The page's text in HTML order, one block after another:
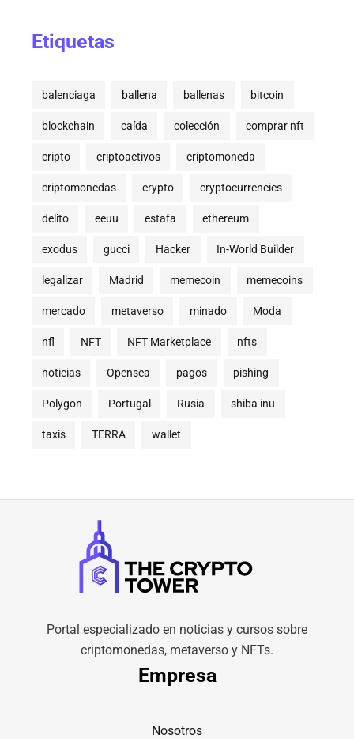
Etiquetas
balenciaga ballena ballenas bitcoin
blockchain caída colección comprar nft
cripto criptoactivos criptomoneda
criptomonedas crypto cryptocurrencies
delito eeuu estafa ethereum
exodus gucci Hacker In-World Builder
legalizar Madrid memecoin memecoins
mercado metaverso minado Moda
nfl NFT NFT Marketplace nfts
noticias Opensea pagos pishing
Polygon Portugal Rusia shiba inu
taxis TERRA wallet
Portal especializado en noticias y cursos sobre
criptomonedas, metaverso y NFTs.
Empresa
Nosotros